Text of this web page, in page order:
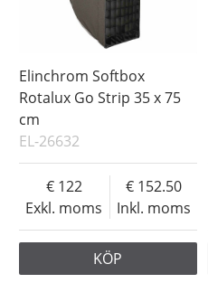
Elinchrom Softbox
Rotalux Go Strip 35 x 75
cm
EL-26632
Exkl. moms
122
Inkl. moms
152.50
KÖP